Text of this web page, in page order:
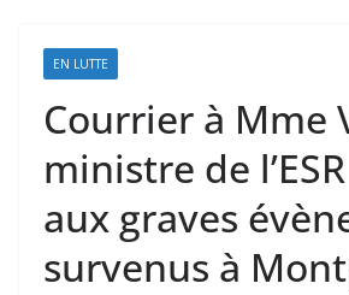
EN LUTTE
Courrier à Mme
ministre de
aux graves
survenus à